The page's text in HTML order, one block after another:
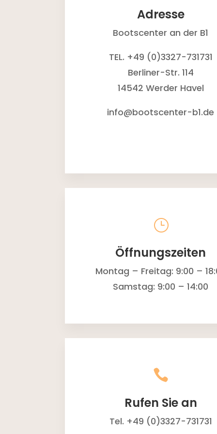
Adresse
Bootscenter an der B1
TEL. +49 (0)3327-731731
Berliner-Str. 114
14542 Werder Havel
info@bootscenter-b1.de
}
Öffnungszeiten
Montag – Freitag: 9:00 –
Samstag: 9:00 – 14:00

Rufen Sie an
Tel. +49 (0)3327-731731